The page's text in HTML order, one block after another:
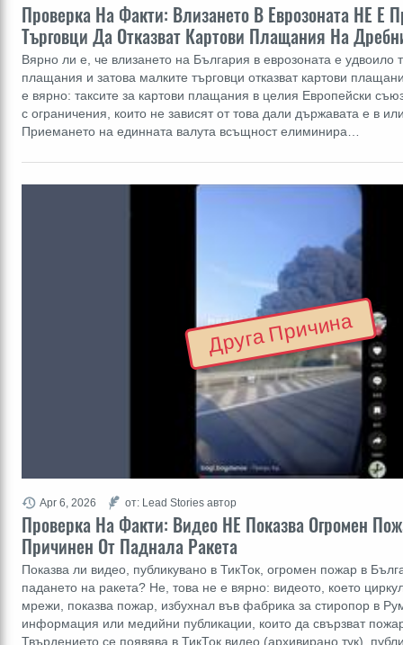
Проверка На Факти: Влизането В Еврозоната НЕ Е
Търговци Да Отказват Картови Плащания На
Вярно ли е, че влизането на България в еврозоната е удвоило
плащания и затова малките търговци отказват картови
е вярно: таксите за картови плащания в целия Европейски
с ограничения, които не зависят от това дали държавата е в
Приемането на единната валута всъщност елиминира…
Проверка На Факти: Видео НЕ Показва Огромен
Причинен От Паднала Ракета
Показва ли видео, публикувано в ТикТок, огромен пожар в
падането на ракета? Не, това не е вярно: видеото, което
мрежи, показва пожар, избухнал във фабрика за стиропор в
информация или медийни публикации, които да свързват
Твърдението се появява в ТикТок видео (архивирано тук),
Apr 6, 2026 от: Lead Stories автор
Друга Причина